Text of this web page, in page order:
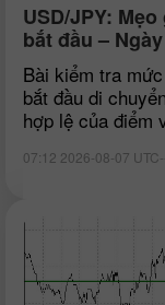
USD/JPY:
bắt đầu –
Bài kiểm tra
bắt đầu di
hợp lệ của điểm
07:12 2026-08-07